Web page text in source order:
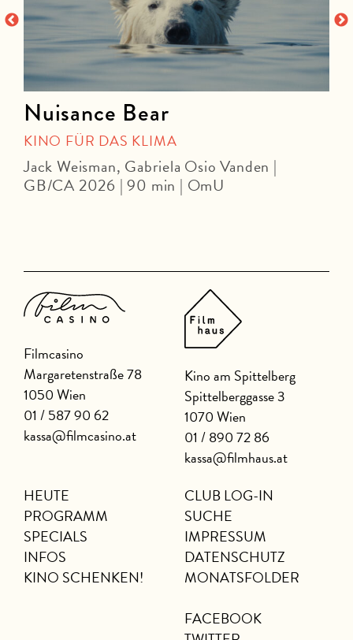
Nuisance Bear
KINO FÜR DAS KLIMA
Jack Weisman, Gabriela Osio Vanden |
GB/CA 2026 | 90 min | OmU
Filmcasino
Margaretenstraße 78
1050 Wien
01 / 587 90 62
kassa@filmcasino.at
Kino am Spittelberg
Spittelberggasse 3
1070 Wien
01 / 890 72 86
kassa@filmhaus.at
HEUTE
PROGRAMM
SPECIALS
INFOS
KINO SCHENKEN!
CLUB LOG-IN
SUCHE
IMPRESSUM
DATENSCHUTZ
MONATSFOLDER
FACEBOOK